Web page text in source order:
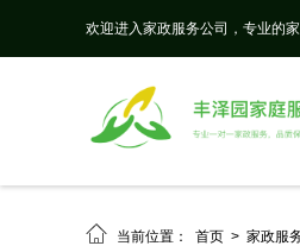
欢迎进入家政服务公司，专业的
 当前位置： 首页 > 家政服